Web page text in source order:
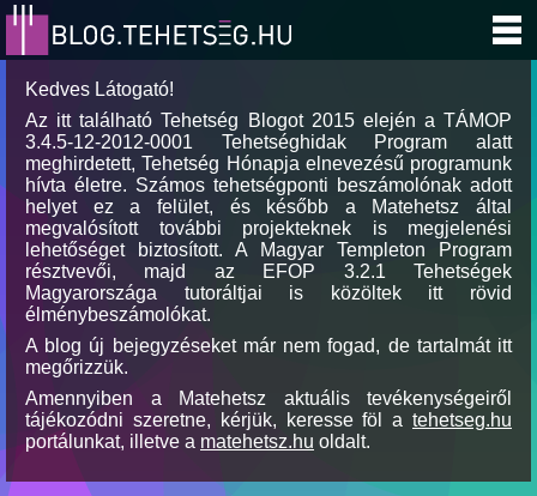
Kedves Látogató!
Az itt található Tehetség Blogot 2015 elején a TÁMOP
3.4.5-12-2012-0001 Tehetséghidak Program alatt
meghirdetett, Tehetség Hónapja elnevezésű programunk
hívta életre. Számos tehetségponti beszámolónak adott
helyet ez a felület, és később a Matehetsz által
megvalósított további projekteknek is megjelenési
lehetőséget biztosított. A Magyar Templeton Program
résztvevői, majd az EFOP 3.2.1 Tehetségek
Magyarországa tutoráltjai is közöltek itt rövid
élménybeszámolókat.
A blog új bejegyzéseket már nem fogad, de tartalmát itt
megőrizzük.
Amennyiben a Matehetsz aktuális tevékenységeiről
tájékozódni szeretne, kérjük, keresse föl a tehetseg.hu
portálunkat, illetve a matehetsz.hu oldalt.